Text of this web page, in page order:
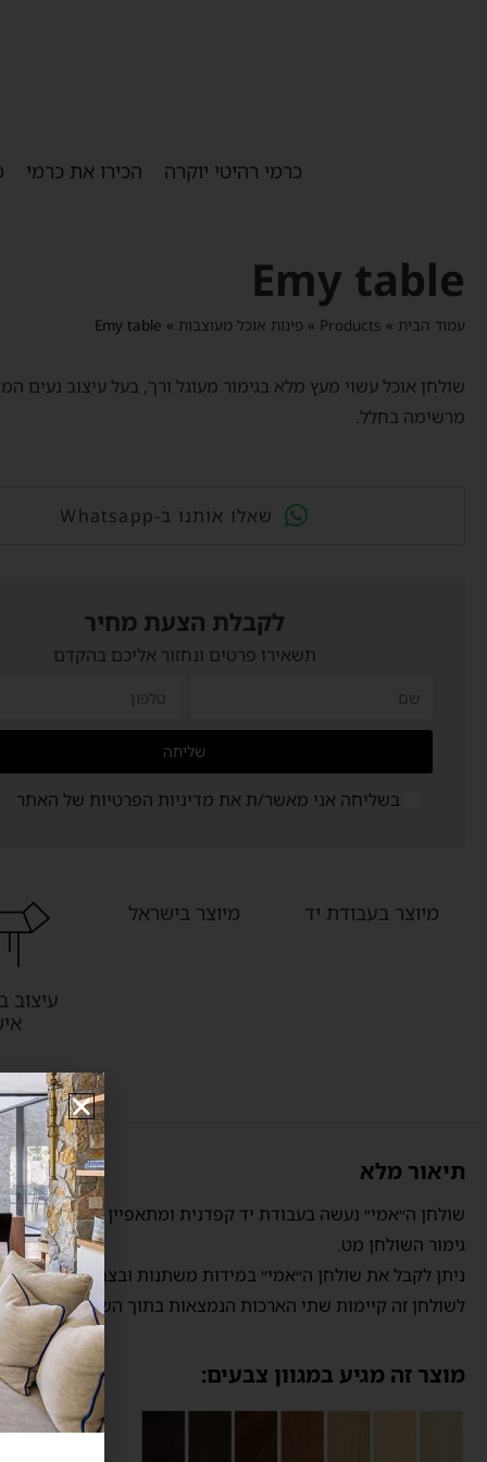
כרמי רהיטי יוקרה הכירו את כרמי
Emy table
עמוד הבית »
Products
» פינות אוכל מעוצבות »
Emy table
שולחן אוכל עשוי מעץ מלא בגימור מעוגל ורך, בעל עיצוב נעים
מרשימה בחלל.
Whatsapp-שאלו אותנו ב
לקבלת הצעת מחיר
תשאירו פרטים ונחזור אליכם בהקדם
בשליחה אני מאשר/ת את מדיניות הפרטיות של האתר
שליחה
מיוצר בעבודת יד מיוצר בישראל
תיאור מלא
שולחן ה״אמי״ נעשה בעבודת יד קפדנית ומתאפיין במגע רך כמשי
גימור השולחן מט.
ניתן לקבל את שולחן ה״אמי״ במידות משתנות ובצבעים שונים.
לשולחן זה קיימות שתי הארכות הנמצאות בתוך השולחן וניתן
מוצר זה מגיע במגוון צבעים: